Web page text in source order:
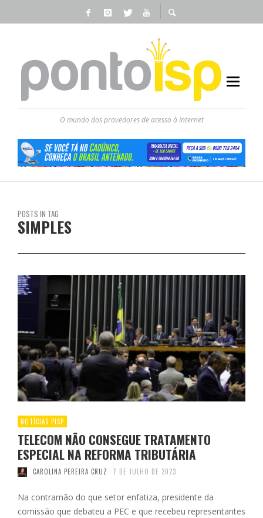
O mundo dos provedores de acesso à internet
POSTS IN TAG
SIMPLES
NOTÍCIAS PISP
TELECOM NÃO CONSEGUE TRATAMENTO
ESPECIAL NA REFORMA TRIBUTÁRIA
CAROLINA PEREIRA CRUZ 7 DE JULHO DE 2023
Na contramão do que setor enfatiza, presidente da
comissão que debateu a PEC e que recebeu representantes